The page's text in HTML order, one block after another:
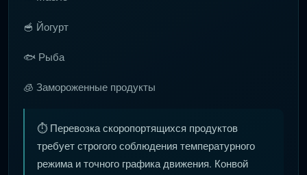
🥣 Йогурт
🐟 Рыба
🧊 Замороженные продукты
⏱️ Перевозка скоропортящихся продуктов
требует строгого соблюдения температурного
режима и точного графика движения. Конвой